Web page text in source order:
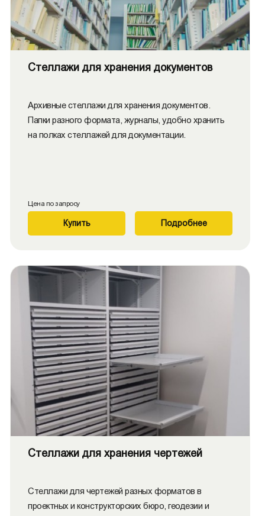
Стеллажи для хранения документов
Архивные стеллажи для хранения документов.
Папки разного формата, журналы, удобно хранить
на полках стеллажей для документации.
Цена по запросу
Купить Подробнее
Стеллажи для хранения чертежей
Стеллажи для чертежей разных форматов в
проектных и конструкторских бюро, геодезии и